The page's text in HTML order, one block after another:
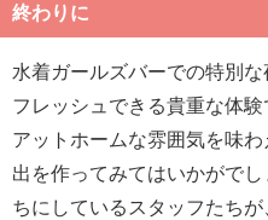
終わりに
水着ガールズバーでの特別
フレッシュできる貴重な体験
アットホームな雰囲気を味
出を作ってみてはいかがで
ちにしているスタッフたち